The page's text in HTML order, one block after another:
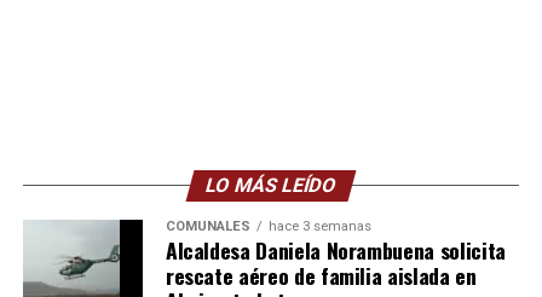
LO MÁS LEÍDO
COMUNALES hace 3 semanas
Alcaldesa Daniela Norambuena solicita
rescate aéreo de familia aislada en